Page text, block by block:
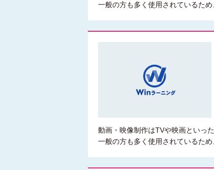
一般の方も多く使用されているた
動画・映像制作はTVや映画といっ
一般の方も多く使用されているた